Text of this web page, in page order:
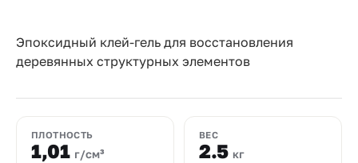
50
sales@mpkm.org
Эпоксидный клей-гель для восстановления
деревянных структурных элементов
ПЛОТНОСТЬ
1,01 г/см³
ВЕС
2.5 кг